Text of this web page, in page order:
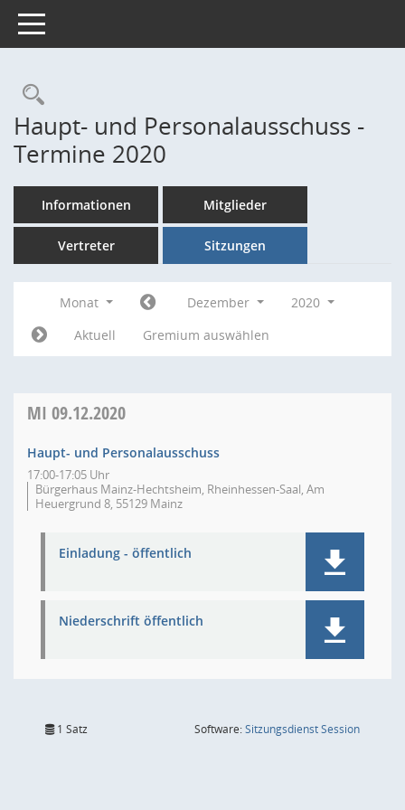
Toggle navigation
Rechercheauswahl
Haupt- und Personalausschuss -
Termine 2020
Informationen Mitglieder
Vertreter Sitzungen
Monat Dezember
2020
Aktuell
Gremium auswählen
MI 09.12.2020
Haupt- und Personalausschuss
17:00-17:05 Uhr
Bürgerhaus Mainz-Hechtsheim, Rheinhessen-Saal, Am
Heuergrund 8, 55129 Mainz
Einladung - öffentlich
Niederschrift öffentlich
1 Satz Software:SitzungsdienstSession(Wird in